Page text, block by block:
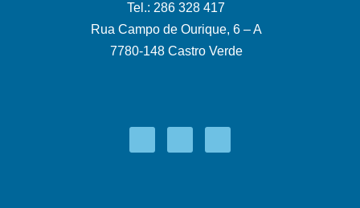
Tel.: 286 328 417
Rua Campo de Ourique, 6 – A
7780-148 Castro Verde